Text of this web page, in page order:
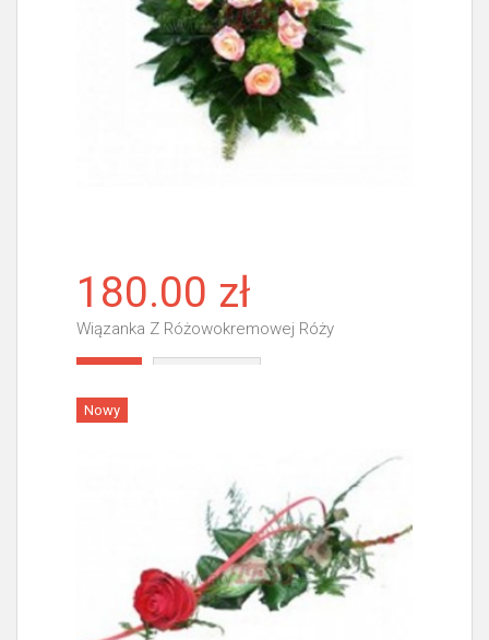
180.00 zł
Wiązanka Z Różowokremowej Róży
Nowy